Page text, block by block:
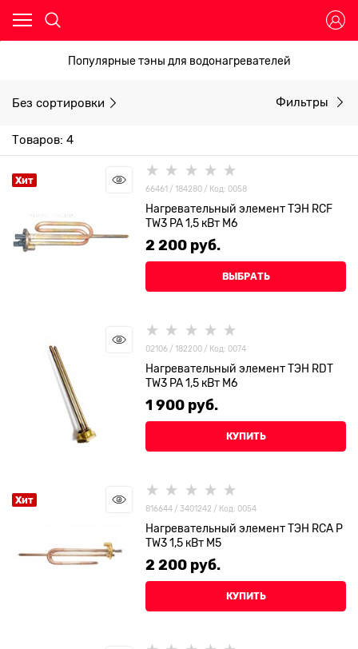
Популярные тэны для водонагревателей
Без сортировки Фильтры
Товаров: 4
Хит
66461 / 184280 / Код: 0058
Нагревательный элемент ТЭН RCF
TW3 PA 1,5 кВт М6
2 200 руб.
ВЫБРАТЬ
02106 / 182200 / Код: 0074
Нагревательный элемент ТЭН RDT
TW3 PA 1,5 кВт М6
1 900 руб.
КУПИТЬ
Хит
816644 / 3401242 / Код: 0054
Нагревательный элемент ТЭН RCA P
TW3 1,5 кВт М5
2 200 руб.
КУПИТЬ